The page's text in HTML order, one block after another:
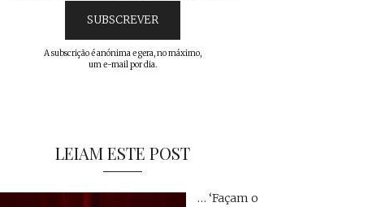
A subscrição é anónima e gera, no máximo,
um e-mail por dia.
LEIAM ESTE POST
… ‘Façam o